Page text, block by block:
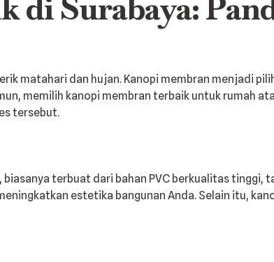
Surabaya:
matahari dan hujan. Kanopi membran menjadi
memilih kanopi membran terbaik untuk rumah
tersebut.
terbuat dari bahan PVC berkualitas tinggi,
estetika bangunan Anda. Selain itu,